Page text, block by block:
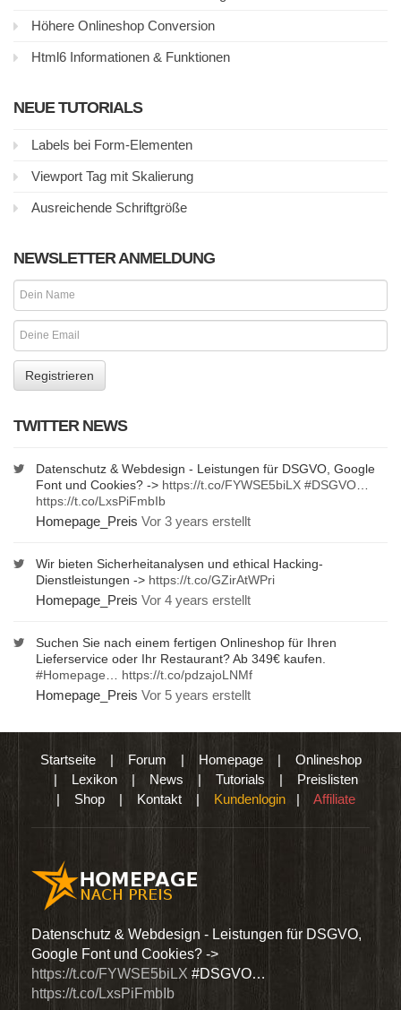
Höhere Onlineshop Conversion
Html6 Informationen & Funktionen
NEUE TUTORIALS
Labels bei Form-Elementen
Viewport Tag mit Skalierung
Ausreichende Schriftgröße
NEWSLETTER ANMELDUNG
TWITTER NEWS
Datenschutz & Webdesign - Leistungen für DSGVO, Google
Font und Cookies? -> https://t.co/FYWSE5biLX #DSGVO
https://t.co/LxsPiFmbIb
Homepage_Preis Vor 3 years erstellt
Wir bieten Sicherheitanalysen und ethical Hacking-
Dienstleistungen -> https://t.co/GZirAtWPri
Homepage_Preis Vor 4 years erstellt
Suchen Sie nach einem fertigen Onlineshop für Ihren
Lieferservice oder Ihr Restaurant? Ab 349€ kaufen.
#Homepage
https://t.co/pdzajoLNMf
Homepage_Preis Vor 5 years erstellt
Startseite| Forum | Homepage| Onlineshop
| Lexikon | News | Tutorials | Preislisten
| Shop | Kontakt | Kundenlogin | Affiliate
Datenschutz & Webdesign - Leistungen für DSGVO,
Google Font und Cookies? ->
https://t.co/FYWSE5biLX #DSGVO…
https://t.co/LxsPiFmbIb